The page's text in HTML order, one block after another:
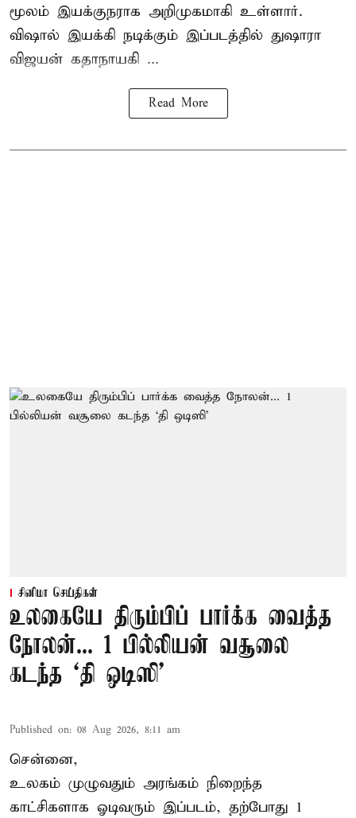
மூலம் இயக்குநராக அறிமுகமாகி உள்ளார்.
விஷால் இயக்கி நடிக்கும் இப்படத்தில் துஷாரா
விஜயன் கதாநாயகி ...
Read More
சினிமா செய்திகள்
உலகையே திரும்பிப் பார்க்க வைத்த
நோலன்... 1 பில்லியன் வசூலை
கடந்த ‘தி ஒடிஸி’
Published on: 08 Aug 2026, 8:11 am
சென்னை,
உலகம் முழுவதும் அரங்கம் நிறைந்த
காட்சிகளாக ஓடிவரும் இப்படம், தற்போது 1